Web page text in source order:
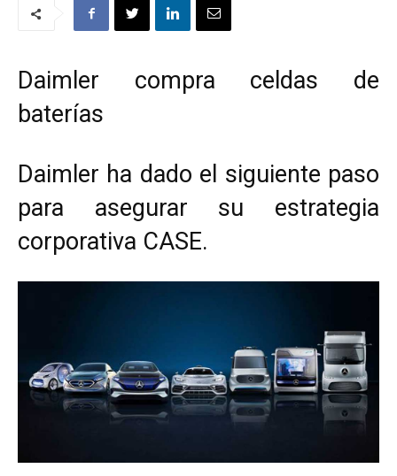
Daimler compra celdas de
baterías
Daimler ha dado el siguiente paso
para asegurar su estrategia
corporativa CASE.